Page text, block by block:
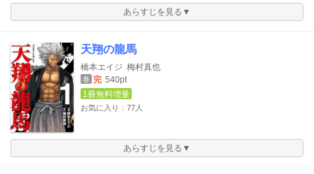
あらすじを見る▼
天翔の龍馬
橋本エイジ 梅村真也
巻 完 540pt
1冊無料増量
お気に入り：77人
あらすじを見る▼